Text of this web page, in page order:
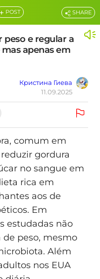
+ POST
peso e regular a
apenas em
Кристина Гиева
11.09.2025
SHARE
comum em
gordura
no sangue em
rica em
aos de
Em
estudadas não
peso, mesmo
Além
nos EUA